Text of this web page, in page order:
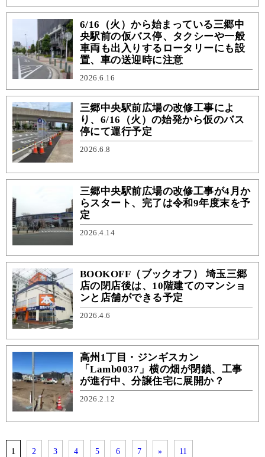
6/16（火）から始まっている三郷中
央駅前の仮バス停、タクシーや一般
車両も出入りするロータリーにも設
置、車の送迎時に注意
2026.6.16
三郷中央駅前広場の改修工事によ
り、6/16（火）の始発から仮のバス
停にて運行予定
2026.6.8
三郷中央駅前広場の改修工事が4月か
らスタート、完了は令和9年度末を予
定
2026.4.14
BOOKOFF（ブックオフ） 埼玉三郷
店の閉店後は、10階建てのマンショ
ンと店舗ができる予定
2026.4.6
高州1丁目・ジンギスカン
「Lamb0037」横の畑が閉鎖、工事
が進行中、分譲住宅に展開か？
2026.2.12
1 2 3 4 5 6 7 » 11